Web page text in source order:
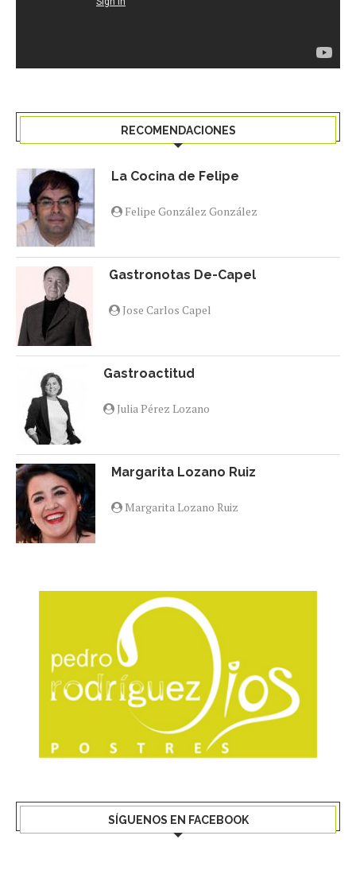
RECOMENDACIONES
La Cocina de Felipe
Felipe González González
Gastronotas De-Capel
Jose Carlos Capel
Gastroactitud
Julia Pérez Lozano
Margarita Lozano Ruiz
Margarita Lozano Ruiz
SÍGUENOS EN FACEBOOK